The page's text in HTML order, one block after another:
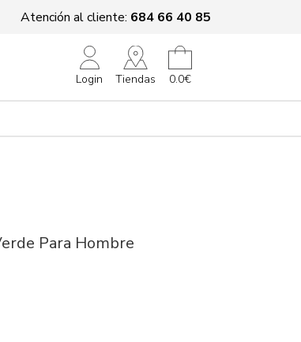
Atención al cliente: 684 66 40 85
Login Tiendas 0.0€
Para Hombre